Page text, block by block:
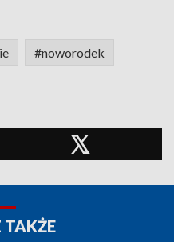
#noworodek
TAKŻE